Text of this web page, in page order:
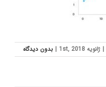
| ژانویه 1st, 2018 | بدون ديدگاه